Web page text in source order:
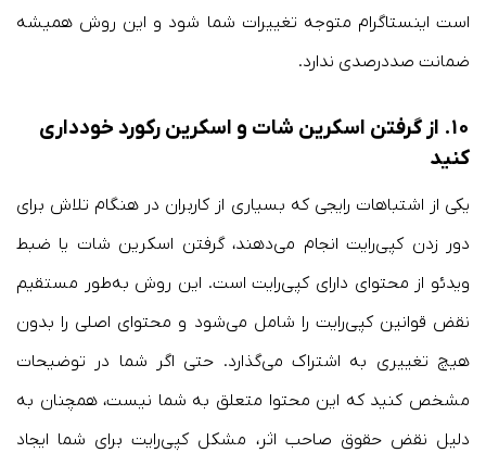
است اینستاگرام متوجه تغییرات شما شود و این روش همیشه
ضمانت صددرصدی ندارد.
۱۰. از گرفتن اسکرین شات و اسکرین رکورد خودداری
کنید
یکی از اشتباهات رایجی که بسیاری از کاربران در هنگام تلاش برای
دور زدن کپی‌رایت انجام می‌دهند، گرفتن اسکرین شات یا ضبط
ویدئو از محتوای دارای کپی‌رایت است. این روش به‌طور مستقیم
نقض قوانین کپی‌رایت را شامل می‌شود و محتوای اصلی را بدون
هیچ تغییری به اشتراک می‌گذارد. حتی اگر شما در توضیحات
مشخص کنید که این محتوا متعلق به شما نیست، همچنان به
دلیل نقض حقوق صاحب اثر، مشکل کپی‌رایت برای شما ایجاد